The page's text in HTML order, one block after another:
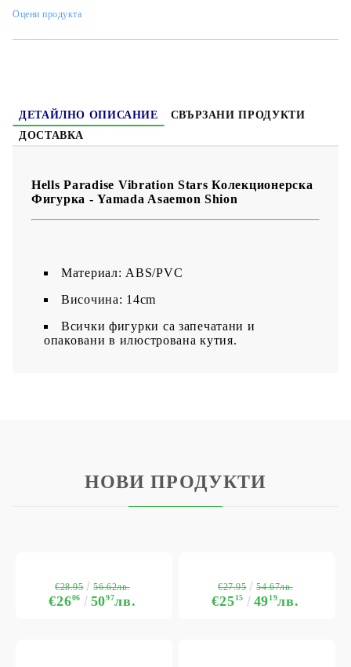
Оцени продукта
ДЕТАЙЛНО ОПИСАНИЕ
СВЪРЗАНИ ПРОДУКТИ
ДОСТАВКА
Hells Paradise Vibration Stars Колекционерска
Фигурка - Yamada Asaemon Shion
Материал: ABS/PVC
Височина: 14cm
Всички фигурки са запечатани и
опаковани в илюстрована кутия.
НОВИ ПРОДУКТИ
€2606 5097лв.
€28.95 56.62лв.
€2515 4919лв.
€27.95 54.67лв.